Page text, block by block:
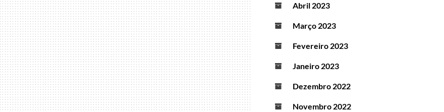
Abril 2023
Março 2023
Fevereiro 2023
Janeiro 2023
Dezembro 2022
Novembro 2022